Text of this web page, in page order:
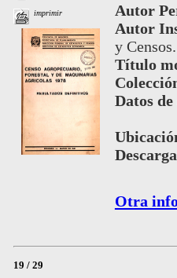
imprimir Autor
Autor
y Censos.
Título
Datos
Otra
19 / 29